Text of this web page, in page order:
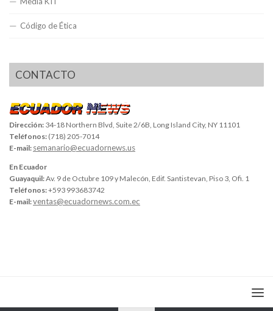
Código de Ética
CONTACTO
Dirección: 34-18 Northern Blvd, Suite 2/6B, Long Island City, NY 11101
Teléfonos: (718) 205-7014
E-mail: semanario@ecuadornews.us
En Ecuador
Guayaquil:Av. 9 de Octubre 109 y Malecón, Edif. Santistevan, Piso 3, Ofi. 1
Teléfonos:+593 993683742
E-mail:ventas@ecuadornews.com.ec